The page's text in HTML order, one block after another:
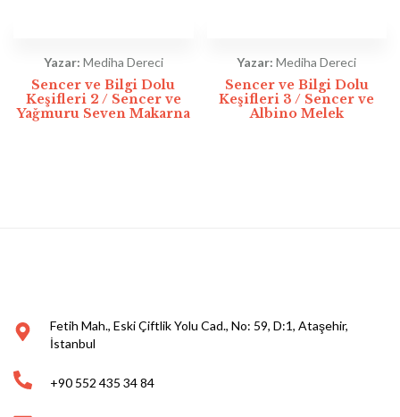
Yazar: Mediha Dereci
Sencer ve Bilgi Dolu
Keşifleri 2 / Sencer ve
Yağmuru Seven Makarna
Yazar:Mediha Dereci
Sencer ve Bilgi Dolu
Keşifleri 3 / Sencer ve
Albino Melek
Fetih Mah., Eski Çiftlik Yolu Cad., No: 59, D:1, Ataşehir,
İstanbul
+90 552 435 34 84